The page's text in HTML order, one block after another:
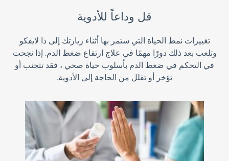
قل وداعاً للأدوية
تغييرات نمط الحياة التي ستمر بها أثناء زيارتك إلى ذا لايفكو
وتلعب بعد ذلك دورًا مهمًا في علاج ارتفاع ضغط الدم. إذا نجحت
في التحكم في ضغط الدم بأسلوب حياة صحي ، فقد تتجنب أو
تؤخر أو تقلل من الحاجة إلى الأدوية.